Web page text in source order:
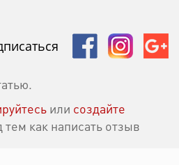
или создайте
тем как написать отзыв